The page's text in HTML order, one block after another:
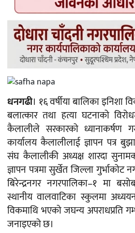
धनगढी। १६ वर्षीया बालिका इनिशा
बलात्कार तथा हत्या घटनाको
कैलालीले सरकारको ध्यानाकर्षण
कार्यालय कैलालीलाई ज्ञापन पत्र
संघ कैलालीकी अध्यक्ष शारदा
ज्ञापन पत्रमा सुर्खेत जिल्ला
बिरेन्द्रनगर नगरपालिका–१ मा
स्थानीय वालवाटिका स्कुलमा
विकमाथि भएको जघन्य अपराधप्रति
जनाइएको छ।